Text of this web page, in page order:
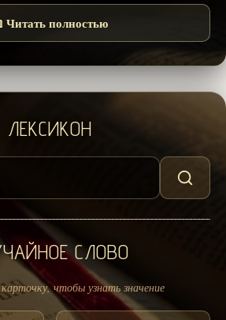
Читать полностью
ЛЕКСИКОН
СЛОВО
чтобы узнать значение